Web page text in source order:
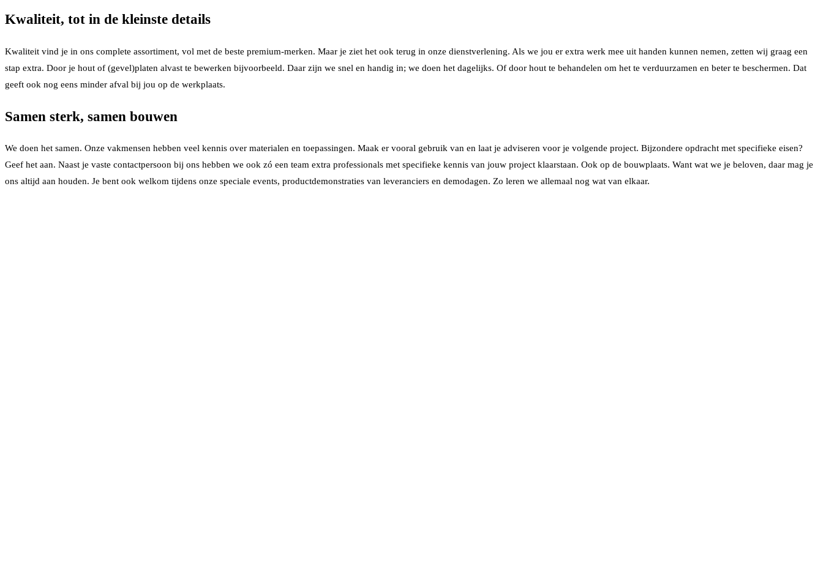
Kwaliteit, tot in de kleinste details
Kwaliteit vind je in ons complete assortiment, vol met de beste premium-merken. Maar je ziet het ook terug in onze dienstverlening. Als we jou er extra werk mee uit handen kunnen nemen, zetten wij graag een
stap extra. Door je hout of (gevel)platen alvast te bewerken bijvoorbeeld. Daar zijn we snel en handig in; we doen het dagelijks. Of door hout te behandelen om het te verduurzamen en beter te beschermen. Dat
geeft ook nog eens minder afval bij jou op de werkplaats.
Samen sterk, samen bouwen
We doen het samen. Onze vakmensen hebben veel kennis over materialen en toepassingen. Maak er vooral gebruik van en laat je adviseren voor je volgende project. Bijzondere opdracht met specifieke eisen?
Geef het aan. Naast je vaste contactpersoon bij ons hebben we ook zó een team extra professionals met specifieke kennis van jouw project klaarstaan. Ook op de bouwplaats. Want wat we je beloven, daar mag je
ons altijd aan houden. Je bent ook welkom tijdens onze speciale events, productdemonstraties van leveranciers en demodagen. Zo leren we allemaal nog wat van elkaar.